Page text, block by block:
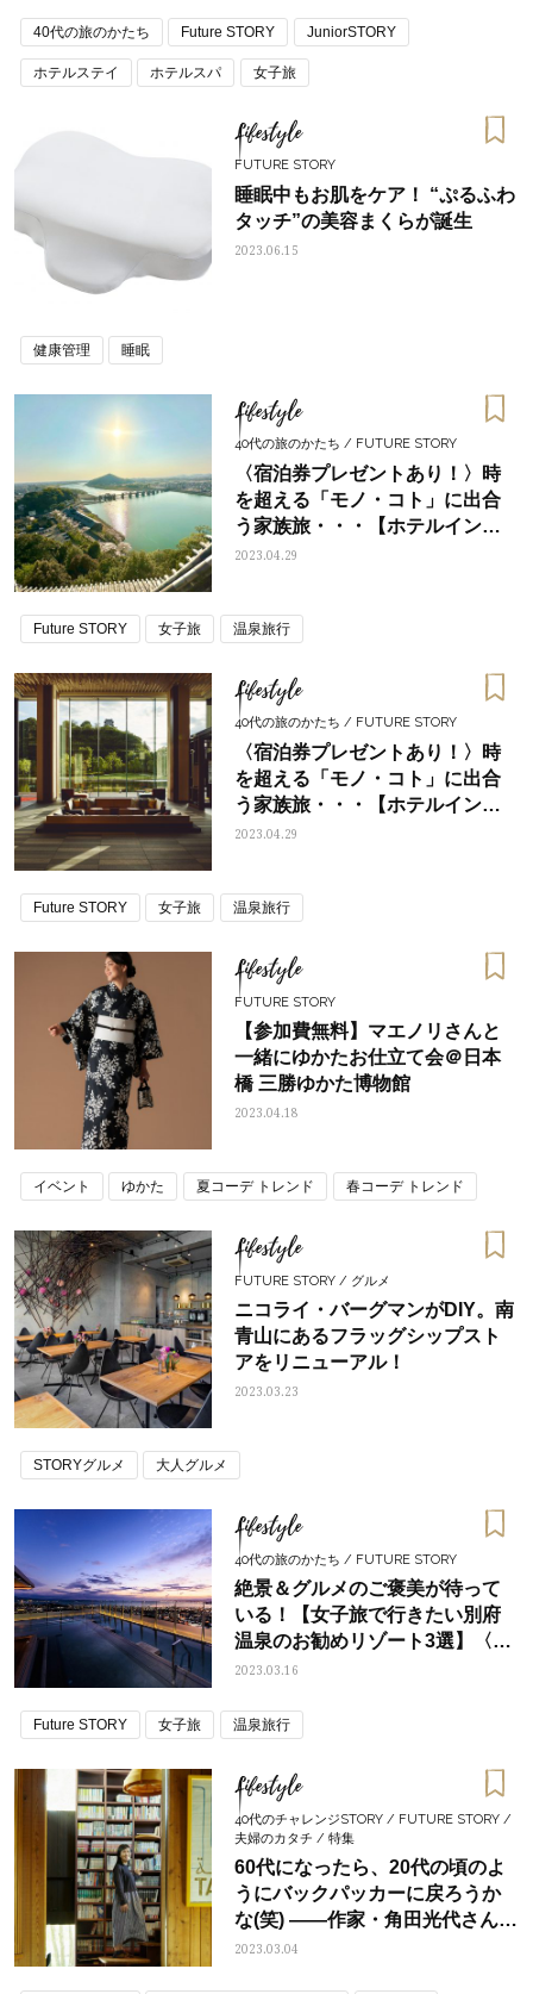
40代の旅のかたち Future STORY JuniorSTORY
ホテルステイ ホテルスパ 女子旅
Lifestyle
FUTURE STORY
睡眠中もお肌をケア！ “ぷるふわ
タッチ”の美容まくらが誕生
2023.06.15
健康管理 睡眠
Lifestyle
40代の旅のかたち / FUTURE STORY
〈宿泊券プレゼントあり！〉時
を超える「モノ・コト」に出合
う家族旅・・・【ホテルインデ
ィゴ犬山有楽苑】後編《旅育》
2023.04.29
Future STORY 女子旅 温泉旅行
Lifestyle
40代の旅のかたち / FUTURE STORY
〈宿泊券プレゼントあり！〉時
を超える「モノ・コト」に出合
う家族旅・・・【ホテルインデ
ィゴ犬山有楽苑】前編《ホテル
2023.04.29
Future STORY 女子旅 温泉旅行
Lifestyle
FUTURE STORY
【参加費無料】マエノリさんと
一緒にゆかたお仕立て会＠日本
橋 三勝ゆかた博物館
2023.04.18
イベント ゆかた 夏コーデ トレンド 春コーデ トレンド
Lifestyle
FUTURE STORY / グルメ
ニコライ・バーグマンがDIY。南
青山にあるフラッグシップスト
アをリニューアル！
2023.03.23
STORYグルメ 大人グルメ
Lifestyle
40代の旅のかたち / FUTURE STORY
絶景＆グルメのご褒美が待って
いる！【女子旅で行きたい別府
温泉のお勧めリゾート3選】〈宿
泊券プレゼントあり！〉
2023.03.16
Future STORY 女子旅 温泉旅行
Lifestyle
40代のチャレンジSTORY / FUTURE STORY /
夫婦のカタチ / 特集
60代になったら、20代の頃のよ
うにバックパッカーに戻ろうか
な(笑) ――作家・角田光代さん
INTERVIEW③
2023.03.04